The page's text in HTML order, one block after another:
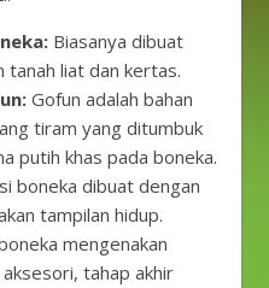
Biasanya dibuat
tanah liat dan kertas.
Gofun adalah bahan
tiram yang ditumbuk
putih khas pada boneka.
boneka dibuat dengan
tampilan hidup.
mengenakan
tahap akhir